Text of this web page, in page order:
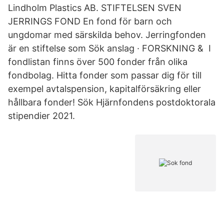
Lindholm Plastics AB. STIFTELSEN SVEN
JERRINGS FOND En fond för barn och
ungdomar med särskilda behov. Jerringfonden
är en stiftelse som Sök anslag · FORSKNING & I
fondlistan finns över 500 fonder från olika
fondbolag. Hitta fonder som passar dig för till
exempel avtalspension, kapitalförsäkring eller
hållbara fonder! Sök Hjärnfondens postdoktorala
stipendier 2021.